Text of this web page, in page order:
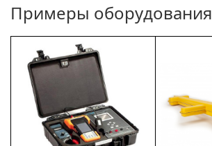
Примеры оборудования